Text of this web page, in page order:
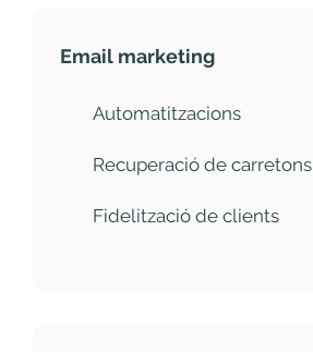
Email marketing
Automatitzacions
Recuperació de carretons
Fidelització de clients